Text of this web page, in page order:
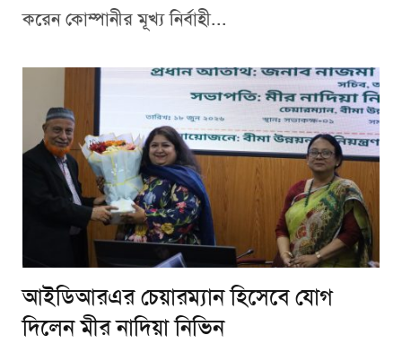
করেন কোম্পানীর মূখ্য নির্বাহী...
আইডিআরএর চেয়ারম্যান হিসেবে যোগ
দিলেন মীর নাদিয়া নিভিন